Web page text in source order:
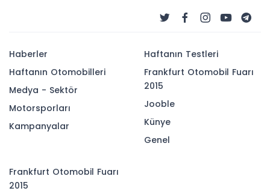
Haberler
Haftanın Otomobilleri
Medya - Sektör
Motorsporları
Kampanyalar
Haftanın Testleri
Frankfurt Otomobil Fuarı
2015
Jooble
Künye
Genel
Frankfurt Otomobil Fuarı
2015